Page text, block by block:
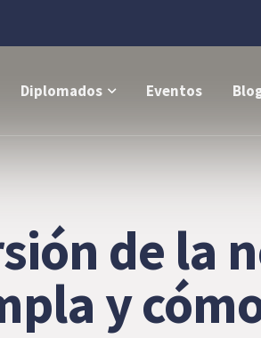
Diplomados Eventos
de la
y